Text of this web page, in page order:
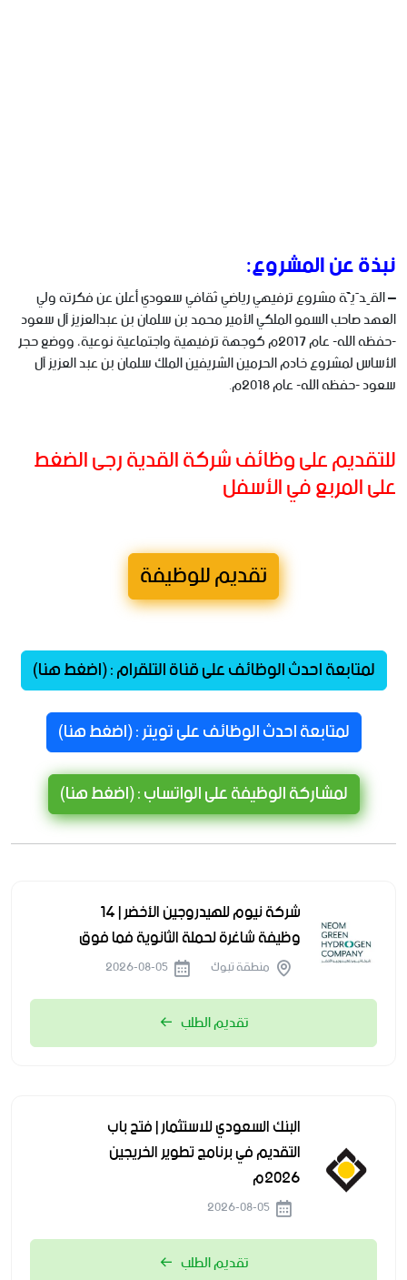
نبذة عن المشروع:
– القِدّيَّة مشروع ترفيهي رياضي ثقافي سعودي أعلن عن فكرته ولي
العهد صاحب السمو الملكي الأمير محمد بن سلمان بن عبدالعزيز آل سعود
-حفظه الله- عام 2017م كوجهة ترفيهية واجتماعية نوعية، ووضع حجر
الأساس لمشروع خادم الحرمين الشريفين الملك سلمان بن عبد العزيز آل
سعود -حفظه الله- عام 2018م.
للتقديم على وظائف شركة القدية رجى الضغط
على المربع في الأسفل
تقديم للوظيفة
لمتابعة احدث الوظائف على قناة التلقرام : (اضغط هنا)
لمتابعة احدث الوظائف على تويتر : (اضغط هنا)
لمشاركة الوظيفة على الواتساب : (اضغط هنا)
شركة نيوم للهيدروجين الأخضر | 14
وظيفة شاغرة لحملة الثانوية فما فوق
منطقة تبوك
تقديم الطلب
البنك السعودي للاستثمار | فتح باب
التقديم في برنامج تطوير الخريجين
2026م
تقديم الطلب